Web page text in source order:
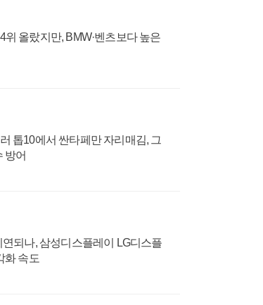
올랐지만, BMW·벤츠보다 높은
톱10에서 싼타페만 자리매김, 그
방어
되나, 삼성디스플레이 LG디스플
화 속도